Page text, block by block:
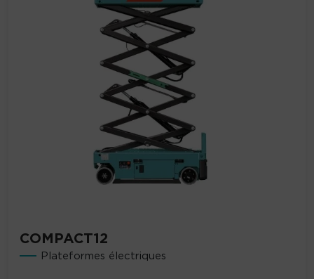
COMPACT12
Plateformes électriques